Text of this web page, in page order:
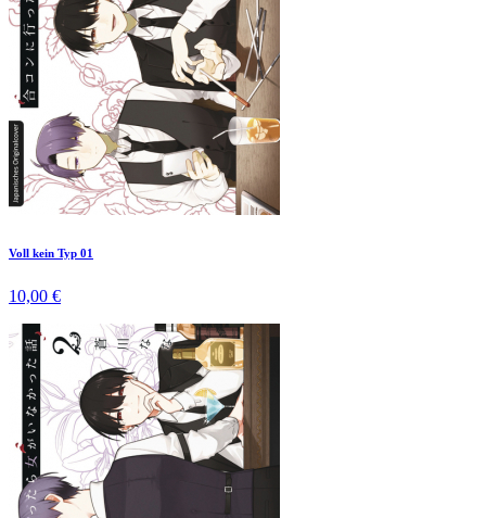
Voll kein Typ 01
10,00 €